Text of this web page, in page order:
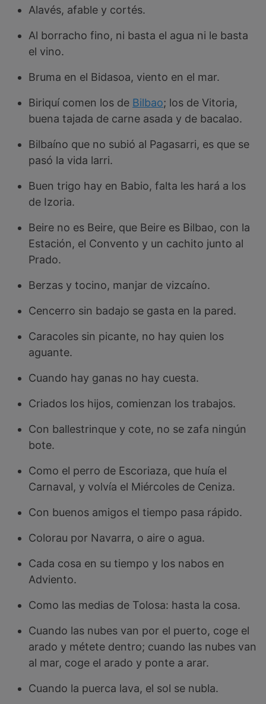
Alavés, afable y cortés.
Al borracho fino, ni basta el agua ni le basta
el vino.
Bruma en el Bidasoa, viento en el mar.
Biriquí comen los de Bilbao; los de Vitoria,
buena tajada de carne asada y de bacalao.
Bilbaíno que no subió al Pagasarri, es que se
pasó la vida larri.
Buen trigo hay en Babio, falta les hará a los
de Izoria.
Beire no es Beire, que Beire es Bilbao, con la
Estación, el Convento y un cachito junto al
Prado.
Berzas y tocino, manjar de vizcaíno.
Cencerro sin badajo se gasta en la pared.
Caracoles sin picante, no hay quien los
aguante.
Cuando hay ganas no hay cuesta.
Criados los hijos, comienzan los trabajos.
Con ballestrinque y cote, no se zafa ningún
bote.
Como el perro de Escoriaza, que huía el
Carnaval, y volvía el Miércoles de Ceniza.
Con buenos amigos el tiempo pasa rápido.
Colorau por Navarra, o aire o agua.
Cada cosa en su tiempo y los nabos en
Adviento.
Como las medias de Tolosa: hasta la cosa.
Cuando las nubes van por el puerto, coge el
arado y métete dentro; cuando las nubes van
al mar, coge el arado y ponte a arar.
Cuando la puerca lava, el sol se nubla.